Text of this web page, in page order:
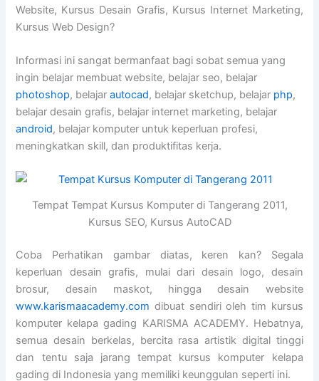
Website, Kursus Desain Grafis, Kursus Internet Marketing,
Kursus Web Design?
Informasi ini sangat bermanfaat bagi sobat semua yang
ingin belajar membuat website, belajar seo, belajar
photoshop, belajarautocad, belajar sketchup, belajar php,
belajar desain grafis, belajar internet marketing, belajar
android, belajar komputer untuk keperluan profesi,
meningkatkan skill, dan produktifitas kerja.
Tempat Tempat Kursus Komputer di Tangerang 2011,
Kursus SEO, Kursus AutoCAD
Coba Perhatikan gambar diatas, keren kan? Segala
keperluan desain grafis, mulai dari desain logo, desain
brosur, desain maskot, hingga desain website
www.karismaacademy.com dibuat sendiri oleh tim kursus
komputer kelapa gading KARISMA ACADEMY. Hebatnya,
semua desain berkelas, bercita rasa artistik digital tinggi
dan tentu saja jarang tempat kursus komputer kelapa
gading di Indonesia yang memiliki keunggulan seperti ini.